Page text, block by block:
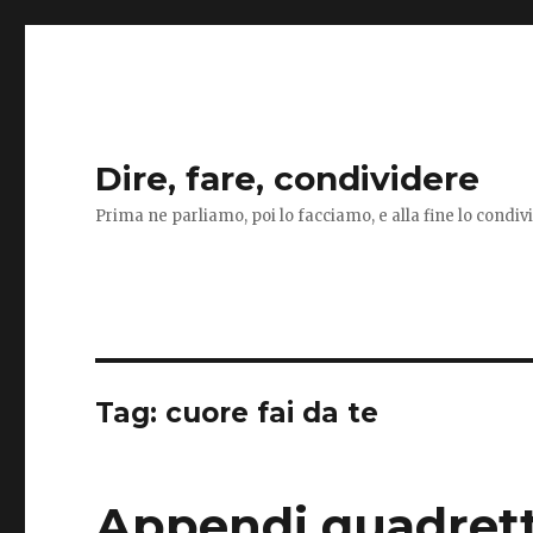
Dire, fare, condividere
Prima ne parliamo, poi lo facciamo, e alla fine lo
Tag: cuore fai da te